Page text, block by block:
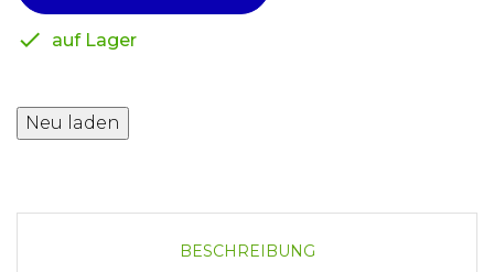
 auf Lager
BESCHREIBUNG